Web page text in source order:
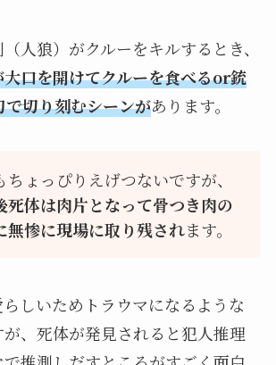
人狼）がクルーをキルするとき、
口を開けてクルーを食べるor銃
切り刻むシーンがあります。
ちょっぴりえげつないですが、
死体は肉片となって骨つき肉の
無惨に現場に取り残されます。
しいためトラウマになるような
、死体が発見されると犯人推理